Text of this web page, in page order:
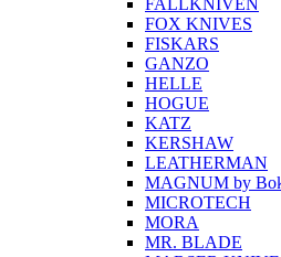
FALLKNIVEN
FOX KNIVES
FISKARS
GANZO
HELLE
HOGUE
KATZ
KERSHAW
LEATHERMAN
MAGNUM by
MICROTECH
MORA
MR. BLADE